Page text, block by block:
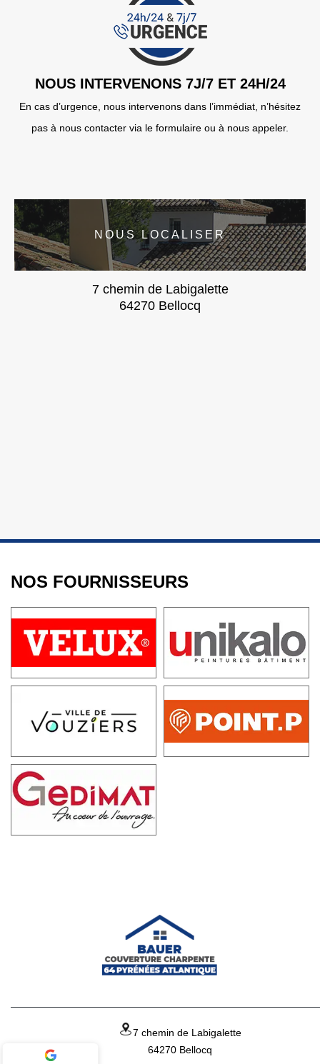
NOUS INTERVENONS 7J/7 ET 24H/24
En cas d’urgence, nous intervenons dans l’immédiat, n’hésitez
pas à nous contacter via le formulaire ou à nous appeler.
NOUS LOCALISER
7 chemin de Labigalette
64270 Bellocq
NOS FOURNISSEURS
7 chemin de Labigalette
64270 Bellocq